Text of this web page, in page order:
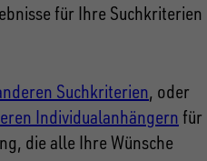
für Ihre Suchkriterien
Suchkriterien, oder
Individualanhängern für
die alle Ihre Wünsche